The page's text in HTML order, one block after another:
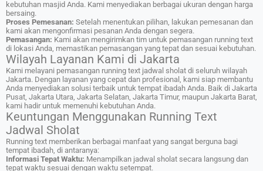
kebutuhan masjid Anda. Kami menyediakan berbagai ukuran dengan harga
bersaing.
Proses Pemesanan: Setelah menentukan pilihan, lakukan pemesanan dan
kami akan mengonfirmasi pesanan Anda dengan segera.
Pemasangan: Kami akan mengirimkan tim untuk pemasangan running text
di lokasi Anda, memastikan pemasangan yang tepat dan sesuai kebutuhan.
Wilayah Layanan Kami di Jakarta
Kami melayani pemasangan running text jadwal sholat di seluruh wilayah
Jakarta. Dengan layanan yang cepat dan profesional, kami siap membantu
Anda menyediakan solusi terbaik untuk tempat ibadah Anda. Baik di Jakarta
Pusat, Jakarta Utara, Jakarta Selatan, Jakarta Timur, maupun Jakarta Barat,
kami hadir untuk memenuhi kebutuhan Anda.
Keuntungan Menggunakan Running Text
Jadwal Sholat
Running text memberikan berbagai manfaat yang sangat berguna bagi
tempat ibadah, di antaranya:
Informasi Tepat Waktu: Menampilkan jadwal sholat secara langsung dan
tepat waktu sesuai dengan waktu setempat.